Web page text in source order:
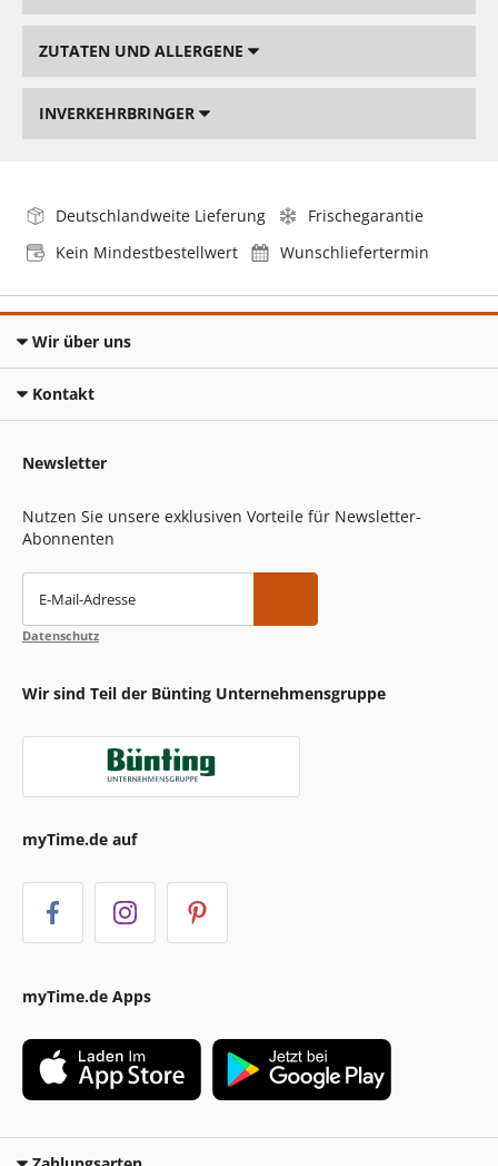
ZUTATEN UND ALLERGENE
INVERKEHRBRINGER
Deutschlandweite Lieferung
Frischegarantie
Kein Mindestbestellwert
Wunschliefertermin
Wir über uns
Kontakt
Newsletter
Nutzen Sie unsere exklusiven Vorteile für Newsletter-
Abonnenten
E-Mail-Adresse
Datenschutz
Wir sind Teil der Bünting Unternehmensgruppe
myTime.de auf
myTime.de Apps